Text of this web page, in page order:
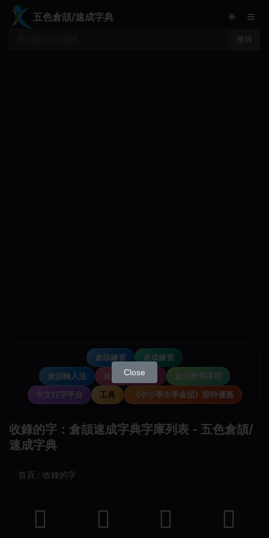
五色倉頡/速成字典
搜尋
☀ ≡
倉頡練習
速成練習
倉頡輸入法
速成輸入法教學
倉頡教學課程
中文打字平台
工具 《中小學生學倉頡》限時優惠
收錄的字：倉頡速成字典字庫列表 - 五色倉頡/
速成字典
首頁 收錄的字
𠉨 𠙉 𡗍 𡶏
Close